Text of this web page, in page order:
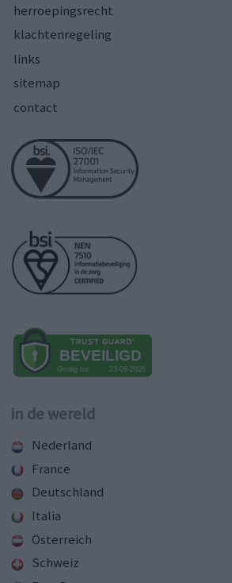
herroepingsrecht
klachtenregeling
links
sitemap
contact
in de wereld
Nederland
France
Deutschland
Italia
Österreich
Schweiz